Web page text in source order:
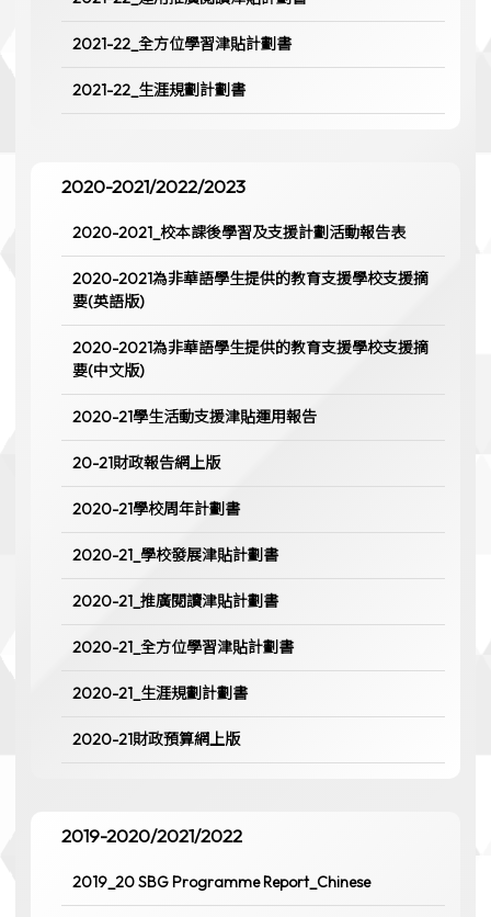
2021-22_全方位學習津貼計劃書
2021-22_生涯規劃計劃書
2020-2021/2022/2023
2020-2021_校本課後學習及支援計劃活動報告表
2020-2021為非華語學生提供的教育支援學校支援摘
要(英語版)
2020-2021為非華語學生提供的教育支援學校支援摘
要(中文版)
2020-21學生活動支援津貼運用報告
20-21財政報告網上版
2020-21學校周年計劃書
2020-21_學校發展津貼計劃書
2020-21_推廣閱讀津貼計劃書
2020-21_全方位學習津貼計劃書
2020-21_生涯規劃計劃書
2020-21財政預算網上版
2019-2020/2021/2022
2019_20 SBG Programme Report_Chinese